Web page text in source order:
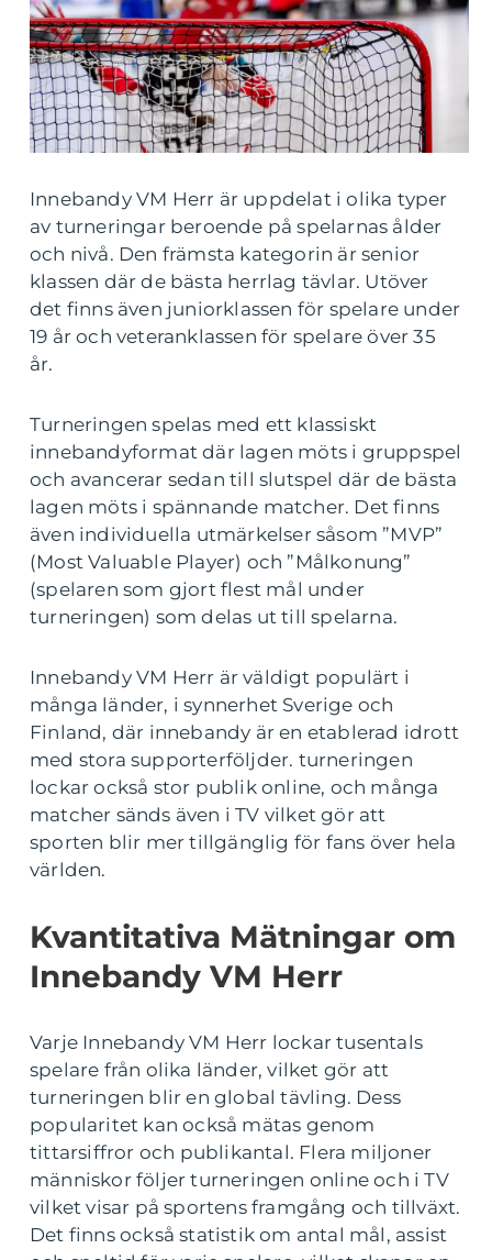
Innebandy VM Herr är uppdelat i olika typer
av turneringar beroende på spelarnas ålder
och nivå. Den främsta kategorin är senior
klassen där de bästa herrlag tävlar. Utöver
det finns även juniorklassen för spelare under
19 år och veteranklassen för spelare över 35
år.
Turneringen spelas med ett klassiskt
innebandyformat där lagen möts i gruppspel
och avancerar sedan till slutspel där de bästa
lagen möts i spännande matcher. Det finns
även individuella utmärkelser såsom ”MVP”
(Most Valuable Player) och ”Målkonung”
(spelaren som gjort flest mål under
turneringen) som delas ut till spelarna.
Innebandy VM Herr är väldigt populärt i
många länder, i synnerhet Sverige och
Finland, där innebandy är en etablerad idrott
med stora supporterföljder. turneringen
lockar också stor publik online, och många
matcher sänds även i TV vilket gör att
sporten blir mer tillgänglig för fans över hela
världen.
Kvantitativa Mätningar om
Innebandy VM Herr
Varje Innebandy VM Herr lockar tusentals
spelare från olika länder, vilket gör att
turneringen blir en global tävling. Dess
popularitet kan också mätas genom
tittarsiffror och publikantal. Flera miljoner
människor följer turneringen online och i TV
vilket visar på sportens framgång och tillväxt.
Det finns också statistik om antal mål, assist